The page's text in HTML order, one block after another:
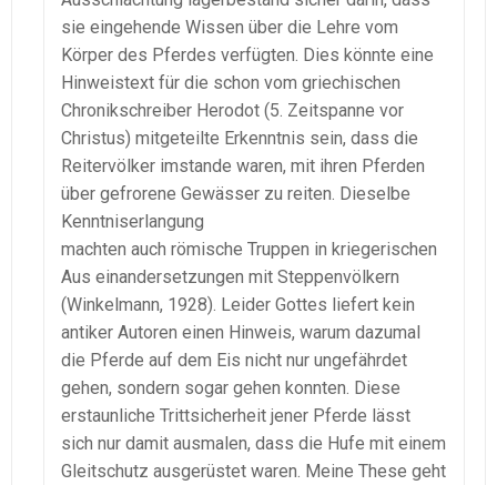
sie eingehende Wissen über die Lehre vom
Körper des Pferdes verfügten. Dies könnte eine
Hinweistext für die schon vom griechischen
Chronikschreiber Herodot (5. Zeitspanne vor
Christus) mitgeteilte Erkenntnis sein, dass die
Reitervölker imstande waren, mit ihren Pferden
über gefrorene Gewässer zu reiten. Dieselbe
Kenntniserlangung
machten auch römische Truppen in kriegerischen
Aus einandersetzungen mit Steppenvölkern
(Winkelmann, 1928). Leider Gottes liefert kein
antiker Autoren einen Hinweis, warum dazumal
die Pferde auf dem Eis nicht nur ungefährdet
gehen, sondern sogar gehen konnten. Diese
erstaunliche Trittsicherheit jener Pferde lässt
sich nur damit ausmalen, dass die Hufe mit einem
Gleitschutz ausgerüstet waren. Meine These geht